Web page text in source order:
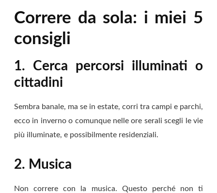
Correre da sola: i miei 5
consigli
1. Cerca percorsi illuminati o
cittadini
Sembra banale, ma se in estate, corri tra campi e parchi,
ecco in inverno o comunque nelle ore serali scegli le vie
più illuminate, e possibilmente residenziali.
2. Musica
Non correre con la musica. Questo perché non ti